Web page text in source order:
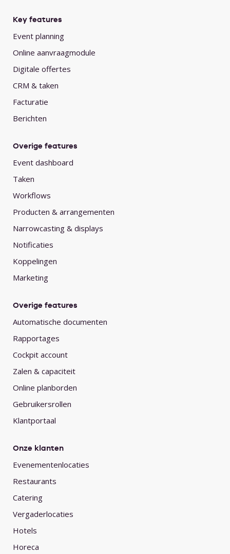
Key features
Event planning
Online aanvraagmodule
Digitale offertes
CRM & taken
Facturatie
Berichten
Overige features
Event dashboard
Taken
Workflows
Producten & arrangementen
Narrowcasting & displays
Notificaties
Koppelingen
Marketing
Overige features
Automatische documenten
Rapportages
Cockpit account
Zalen & capaciteit
Online planborden
Gebruikersrollen
Klantportaal
Onze klanten
Evenementenlocaties
Restaurants
Catering
Vergaderlocaties
Hotels
Horeca